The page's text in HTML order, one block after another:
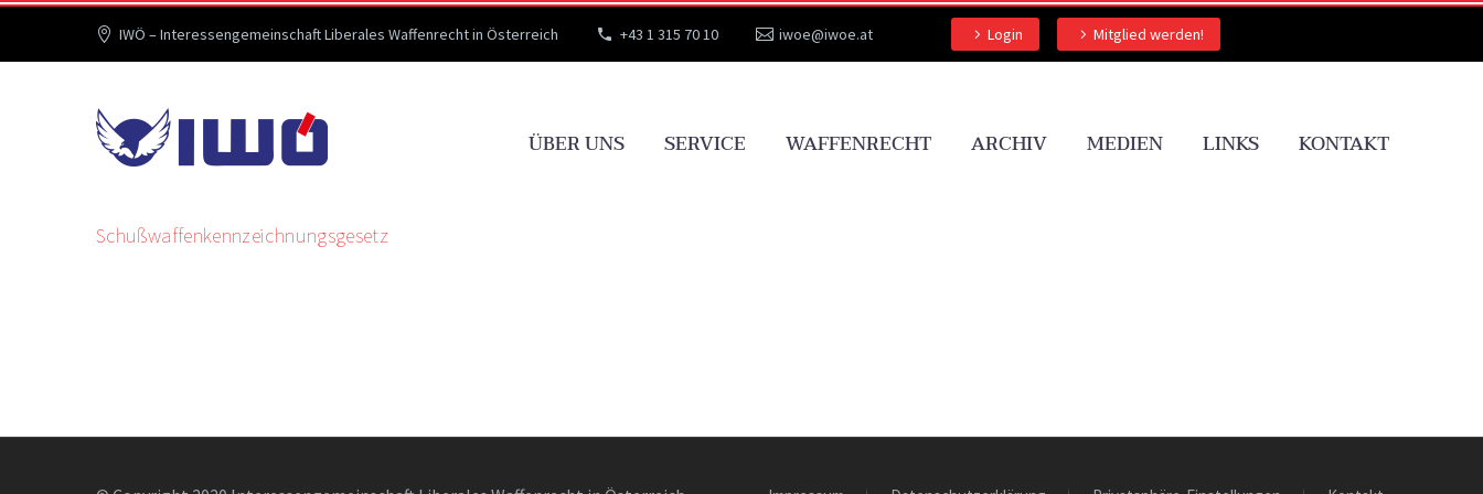
IWÖ – Interessengemeinschaft Liberales Waffenrecht in Österreich +43 1 315 70 10 iwoe@iwoe.at Login Mitglied werden!
ÜBER UNS SERVICE WAFFENRECHT ARCHIV MEDIEN LINKS KONTAKT
Schußwaffenkennzeichnungsgesetz